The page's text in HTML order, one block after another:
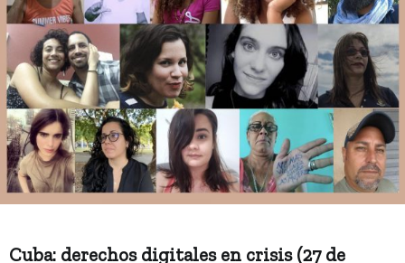
Cuba: derechos digitales en crisis (27 de